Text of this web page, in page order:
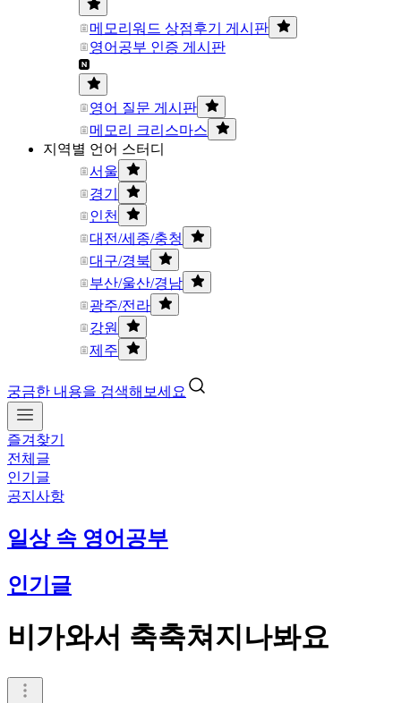
메모리워드 상점후기 게시판
영어공부 인증 게시판
영어 질문 게시판
메모리 크리스마스
지역별 언어 스터디
서울
경기
인천
대전/세종/충청
대구/경북
부산/울산/경남
광주/전라
강원
제주
궁금한 내용을 검색해보세요
즐겨찾기
전체글
인기글
공지사항
일상 속 영어공부
인기글
비가와서 축축쳐지나봐요